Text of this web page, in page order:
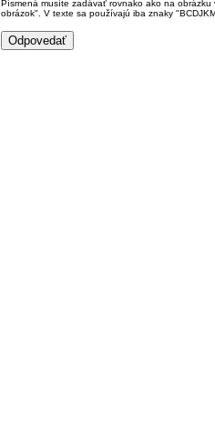
Písmená musíte zadávať rovnako ako na
obrázok". V texte sa používajú iba znaky